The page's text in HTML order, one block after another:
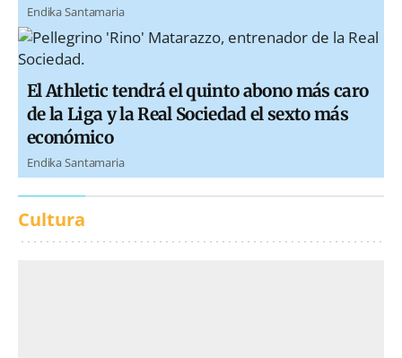
Endika Santamaria
El Athletic tendrá el quinto abono más caro
de la Liga y la Real Sociedad el sexto más
económico
Endika Santamaria
Cultura